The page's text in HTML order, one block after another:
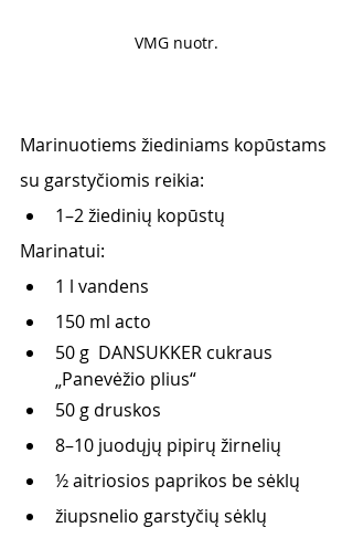
VMG nuotr.
Marinuotiems žiediniams kopūstams
su garstyčiomis reikia:
1–2 žiedinių kopūstų
Marinatui:
1 l vandens
150 ml acto
50 g  DANSUKKER cukraus
„Panevėžio plius“
50 g druskos
8–10 juodųjų pipirų žirnelių
½ aitriosios paprikos be sėklų
žiupsnelio garstyčių sėklų